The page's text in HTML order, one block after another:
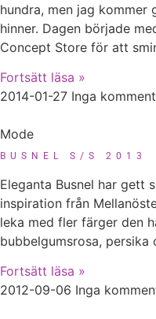
hundra, men jag kommer
hinner. Dagen började
Concept Store för att
Fortsätt läsa »
2014-01-27 Inga
Mode
BUSNEL S/S 2013
Eleganta Busnel har gett
inspiration från
leka med fler färger den
bubbelgumsrosa, persika
Fortsätt läsa »
2012-09-06 Inga